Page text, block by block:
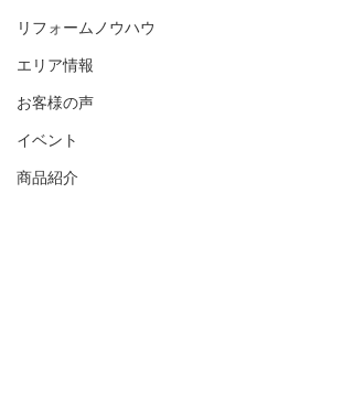
リフォームノウハウ
エリア情報
お客様の声
イベント
商品紹介